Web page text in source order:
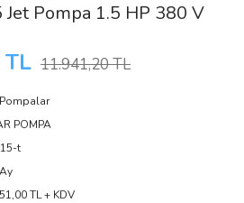
Jet Pompa 1.5 HP 380 V
TL 11.941,20 TL
POMPA
t
TL + KDV